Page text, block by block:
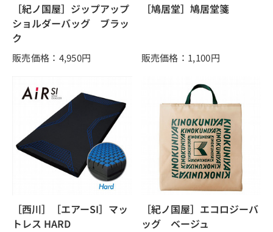
［紀ノ国屋］ジップアップ
ショルダーバッグ ブラッ
ク
販売価格：4,950円
［鳩居堂］鳩居堂箋
販売価格：1,100円
［西川］［エアーSI］マッ
トレス HARD
［紀ノ国屋］エコロジーバ
ッグ ベージュ